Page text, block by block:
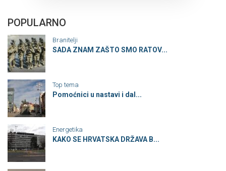
POPULARNO
Branitelji
SADA ZNAM ZAŠTO SMO RATOV...
Top tema
Pomoćnici u nastavi i dal...
Energetika
KAKO SE HRVATSKA DRŽAVA B...